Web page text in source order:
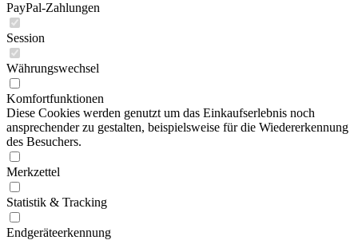
PayPal-Zahlungen
Session
Währungswechsel
Komfortfunktionen
Diese Cookies werden genutzt um das Einkaufserlebnis noch
ansprechender zu gestalten, beispielsweise für die Wiedererkennung
des Besuchers.
Merkzettel
Statistik & Tracking
Endgeräteerkennung